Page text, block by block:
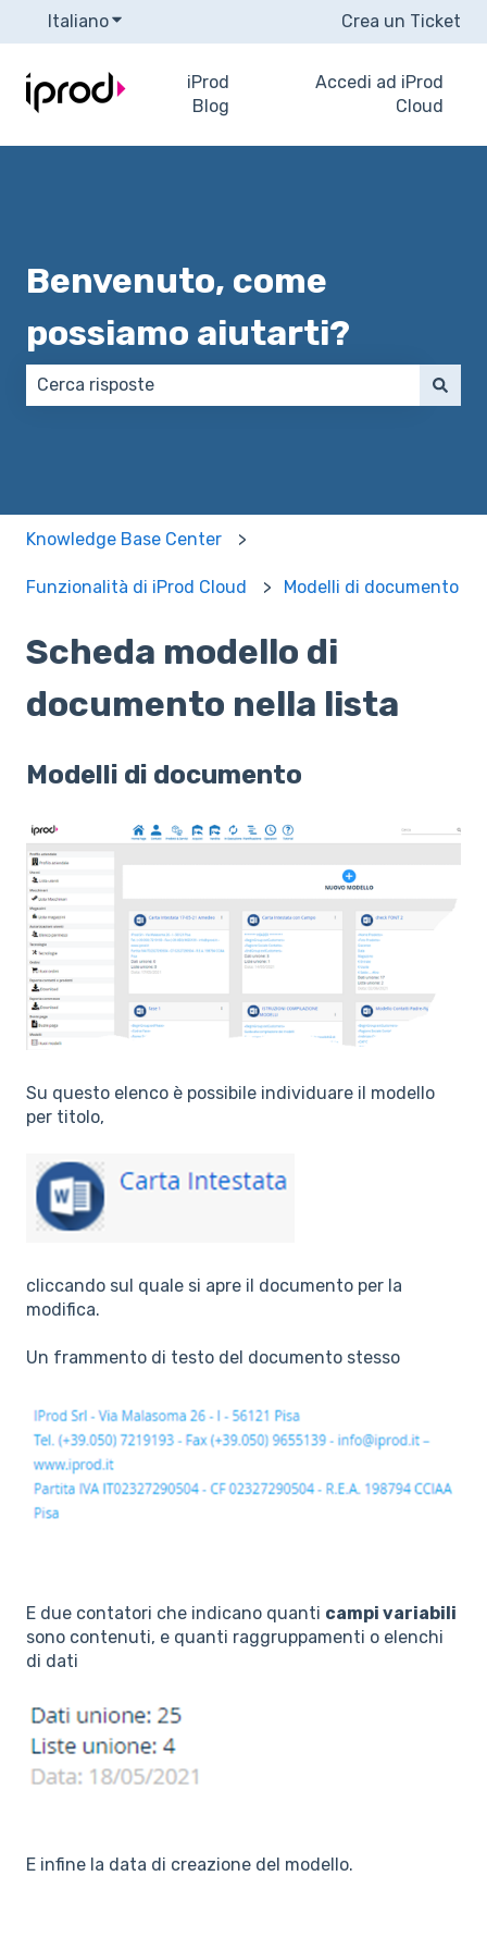
ItalianoMostra sottomenu per le traduzioniCrea un Ticket
iProd
Blog
Accedi ad iProd
Cloud
Benvenuto, come
possiamo aiutarti?
Knowledge Base Center
Funzionalità di iProd Cloud Modelli di documento
Scheda modello di
documento nella lista
Modelli di documento
Su questo elenco è possibile individuare il modello
per titolo,
cliccando sul quale si apre il documento per la
modifica.
Un frammento di testo del documento stesso
E due contatori che indicano quanti campi variabili
sono contenuti, e quanti raggruppamenti o elenchi
di dati
E infine la data di creazione del modello.